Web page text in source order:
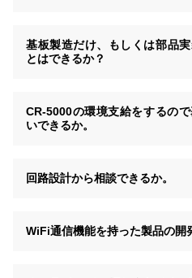
基板製造だけ、もしくは部品
とはできるか？
CR-5000の環境支給をするの
いできるか。
回路設計から相談できるか。
WiFi通信機能を持った製品の開